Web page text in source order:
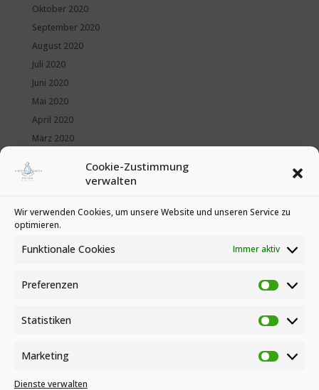
Cookie-Zustimmung
verwalten
Wir verwenden Cookies, um unsere Website und unseren Service zu
optimieren.
Funktionale Cookies Immer aktiv
Preferenzen
Statistiken
Marketing
Marketing
Dienste verwalten
Oktober 2020
September 2020
August 2020
Juli 2020
Juni 2020
Mai 2020
April 2020
März 2020
Januar 2020
Kategorien
News
Veranstaltungen